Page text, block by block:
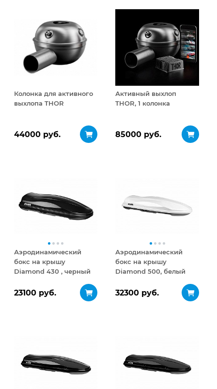
Колонка для активного
выхлопа THOR
44000 руб.
Активный выхлоп
THOR, 1 колонка
85000 руб.
Аэродинамический
бокс на крышу
Diamond 430 , черный
23100 руб.
Аэродинамический
бокс на крышу
Diamond 500, белый
32300 руб.